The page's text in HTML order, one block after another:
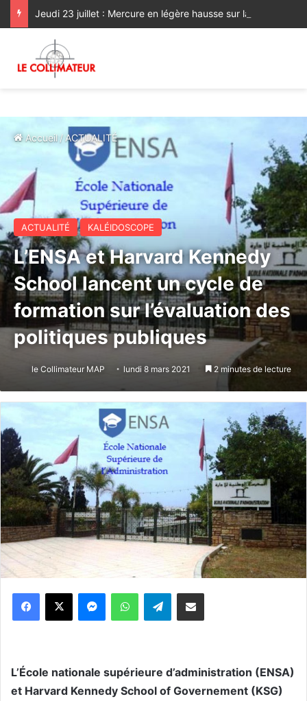
Accueil/ACTUALITÉ
ACTUALITÉ KALÉIDOSCOPE
L’ENSA et Harvard Kennedy
School lancent un cycle de
formation sur l’évaluation des
politiques publiques
le Collimateur MAP lundi 8 mars 2021 2 minutes de lecture
WhatsApp Telegram
L’École nationale supérieure d’administration (ENSA)
et Harvard Kennedy School of Governement (KSG)